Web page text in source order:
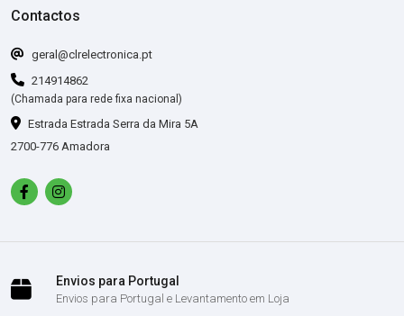
Contactos
geral@clrelectronica.pt
214914862
(Chamada para rede fixa nacional)
Estrada Estrada Serra da Mira 5A
2700-776 Amadora
Envios para Portugal
Envios para Portugal e Levantamento em Loja